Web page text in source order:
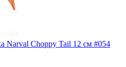
Narval Choppy Tail 12 см #054